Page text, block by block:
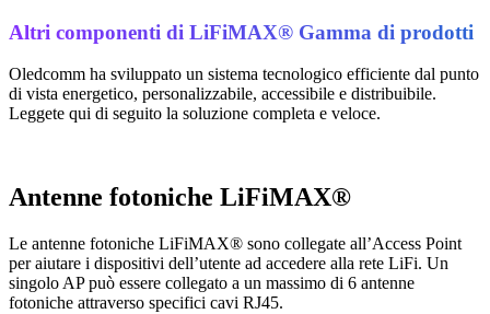
Altri componenti di LiFiMAX® Gamma di prodotti
Oledcomm ha sviluppato un sistema tecnologico efficiente dal punto
di vista energetico, personalizzabile, accessibile e distribuibile.
Leggete qui di seguito la soluzione completa e veloce.
Antenne fotoniche LiFiMAX®
Le antenne fotoniche LiFiMAX® sono collegate all’Access Point
per aiutare i dispositivi dell’utente ad accedere alla rete LiFi. Un
singolo AP può essere collegato a un massimo di 6 antenne
fotoniche attraverso specifici cavi RJ45.